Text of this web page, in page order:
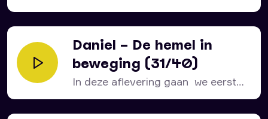
YouTube serie over...
Daniel – De hemel in
beweging (31/40)
In deze aflevering gaan we eerst
ontdekken hoe onze...